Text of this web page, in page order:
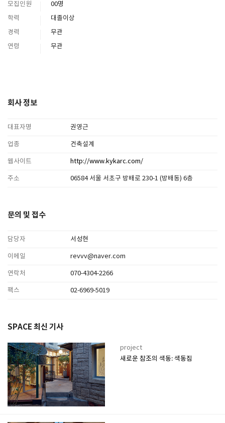
모집인원
00명
학력
대졸이상
경력
무관
연령
무관
회사 정보
대표자명 권영근
업종 건축설계
웹사이트 http://www.kykarc.com/
주소 06584 서울 서초구 방배로 230-1 (방배동) 6층
문의 및 접수
담당자 서성현
이메일 revvv@naver.com
연락처 070-4304-2266
팩스 02-6969-5019
SPACE 최신 기사
project
새로운 참조의 색동: 색동집